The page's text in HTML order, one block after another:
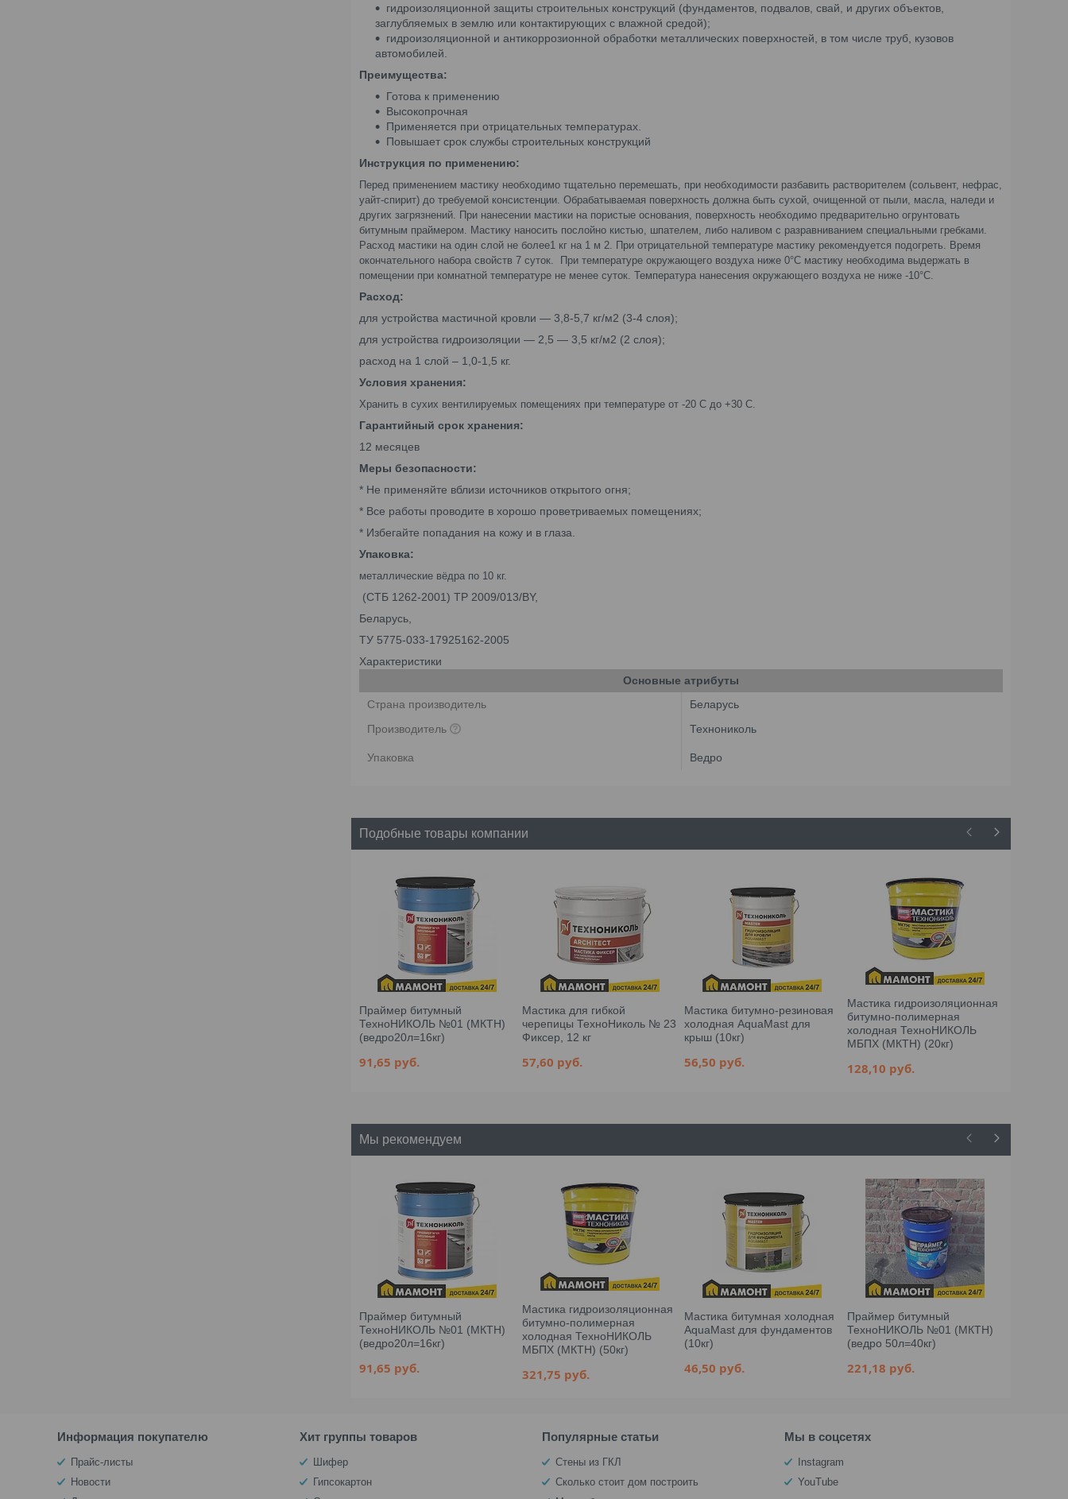
гидроизоляционной защиты строительных конструкций (фундаментов, подвалов, свай, и других объектов,
заглубляемых в землю или контактирующих с влажной средой);
гидроизоляционной и антикоррозионной обработки металлических поверхностей, в том числе труб, кузовов
автомобилей.
Преимущества:
Готова к применению
Высокопрочная
Применяется при отрицательных температурах.
Повышает срок службы строительных конструкций
Инструкция по применению:
Перед применением мастику необходимо тщательно перемешать, при необходимости разбавить растворителем (сольвент, нефрас,
уайт-спирит) до требуемой консистенции. Обрабатываемая поверхность должна быть сухой, очищенной от пыли, масла, наледи и
других загрязнений. При нанесении мастики на пористые основания, поверхность необходимо предварительно огрунтовать
битумным праймером. Мастику наносить послойно кистью, шпателем, либо наливом с разравниванием специальными гребками.
Расход мастики на один слой не более1 кг на 1 м 2. При отрицательной температуре мастику рекомендуется подогреть. Время
окончательного набора свойств 7 суток. При температуре окружающего воздуха ниже 0°С мастику необходима выдержать в
помещении при комнатной температуре не менее суток. Температура нанесения окружающего воздуха не ниже -10°С.
Расход:
для устройства мастичной кровли — 3,8-5,7 кг/м2 (3-4 слоя);
для устройства гидроизоляции — 2,5 — 3,5 кг/м2 (2 слоя);
расход на 1 слой – 1,0-1,5 кг.
Условия хранения:
Хранить в сухих вентилируемых помещениях при температуре от -20 С до +30 С.
Гарантийный срок хранения:
12 месяцев
Меры безопасности:
* Не применяйте вблизи источников открытого огня;
* Все работы проводите в хорошо проветриваемых помещениях;
* Избегайте попадания на кожу и в глаза.
Упаковка:
металлические вёдра по 10 кг.
(СТБ 1262-2001) ТР 2009/013/BY,
Беларусь,
ТУ 5775-033-17925162-2005
Характеристики
Основные атрибуты
Страна производитель
Беларусь
Производитель
Технониколь
Упаковка Ведро
Подобные товары компании
Праймер битумный
ТехноНИКОЛЬ №01 (МКТН)
(ведро20л=16кг)
91,65 руб.
Мастика для гибкой
черепицы ТехноНиколь № 23
Фиксер, 12 кг
57,60 руб.
Мастика битумно-резиновая
холодная AquaMast для
крыш (10кг)
56,50 руб.
Мастика гидроизоляционная
битумно-полимерная
холодная ТехноНИКОЛЬ
МБПХ (МКТН) (20кг)
128,10 руб.
Мы рекомендуем
Праймер битумный
ТехноНИКОЛЬ №01 (МКТН)
(ведро20л=16кг)
91,65 руб.
Мастика гидроизоляционная
битумно-полимерная
холодная ТехноНИКОЛЬ
МБПХ (МКТН) (50кг)
321,75 руб.
Мастика битумная холодная
AquaMast для фундаментов
(10кг)
46,50 руб.
Праймер битумный
ТехноНИКОЛЬ №01 (МКТН)
(ведро 50л=40кг)
221,18 руб.
Информация покупателю
Прайс-листы
Новости
Хит группы товаров
Шифер
Гипсокартон
Популярные статьи
Стены из ГКЛ
Сколько стоит дом построить
Мы в соцсетях
Instagram
YouTube